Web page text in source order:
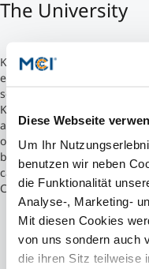
Diese Webseite
Um Ihr
benutzen wir neben
die Funktionalität
Analyse-, Marketing-
Mit diesen Cookies
von uns sondern auch
die ihren Sitz teilweise
The University
Krakow University of
economics universities. It
sciences in Poland and
Krakow - after Jagiellonian
and Technology AGH. Its
of historical medieval Old
both on foot or by public
campus in Kraków, the
Centers in different cities